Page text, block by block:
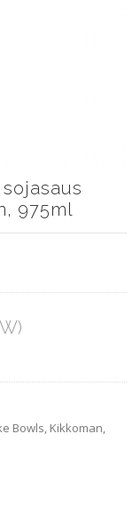
975ml
Bowls, Kikkoman,